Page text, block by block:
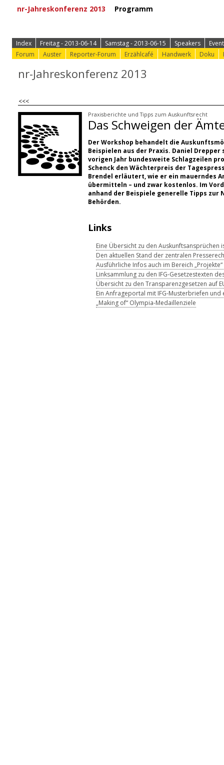
Index Freitag - 2013-06-14 Samstag - 2013-06-15 Speakers
Forum
Auster Reporter-Forum Erzählcafé Handwerk Doku
nr-Jahreskonferenz 2013
Das Schweigen der
Praxisberichte und Tipps zum Auskunftsrecht
Der Workshop behandelt die
Beispielen aus der Praxis. Daniel
vorigen Jahr bundesweite Schlagzeilen
Schenck den Wächterpreis der
Brendel erläutert, wie er ein mauerndes
übermitteln – und zwar kostenlos. Im
anhand der Beispiele generelle Tipps
Behörden.
Links
Eine Übersicht zu den
Den aktuellen Stand der zentralen
Ausführliche Infos auch im Bereich
Linksammlung zu den IFG-Gesetzestexten
Übersicht zu den Transparenzgesetzen auf
Ein Anfrageportal mit IFG-Musterbriefen
„Making of“ Olympia-Medaillenziele
<<<
nr-Jahreskonferenz 2013 Programm